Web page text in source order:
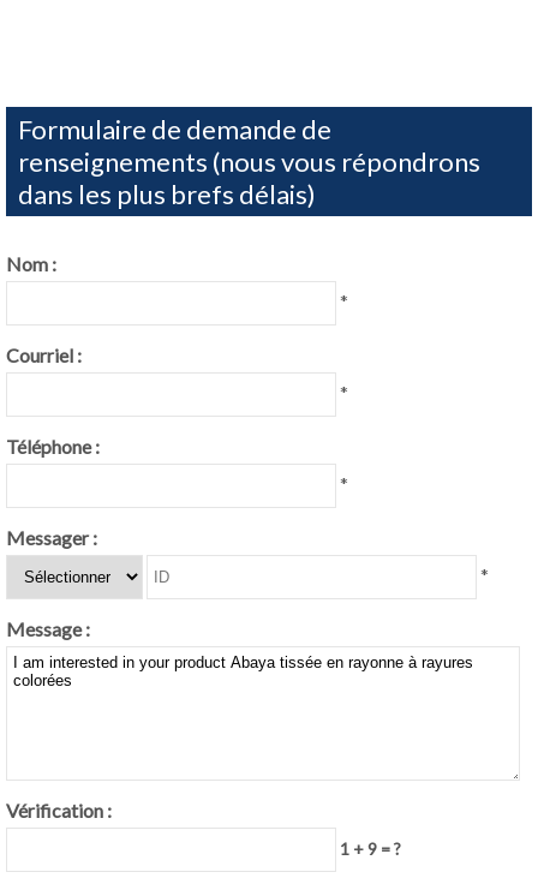
Formulaire de demande de
renseignements (nous vous répondrons
dans les plus brefs délais)
Nom :
*
Courriel :
*
Téléphone :
*
Messager :
*
Message :
Vérification :
1 + 9 = ?